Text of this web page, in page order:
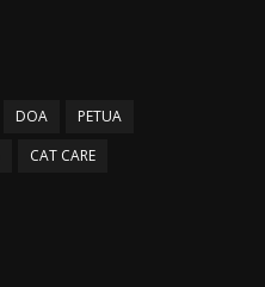
DOA
PETUA
CAT CARE